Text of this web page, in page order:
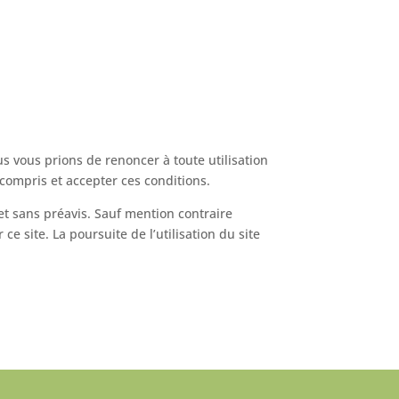
vous prions de renoncer à toute utilisation
et accepter ces conditions.
sans préavis. Sauf mention contraire
site. La poursuite de l’utilisation du site